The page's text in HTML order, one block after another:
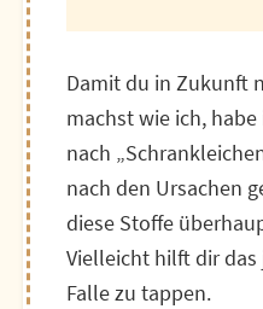
Damit du in Zukunft
machst wie ich,
nach
nach den Ursachen
diese Stoffe
Vielleicht hilft dir
Falle zu tappen.